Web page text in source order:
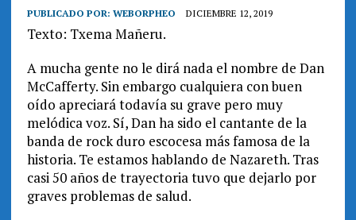
PUBLICADO POR: WEBORPHEO DICIEMBRE 12, 2019
Texto: Txema Mañeru.
A mucha gente no le dirá nada el nombre de Dan
McCafferty. Sin embargo cualquiera con buen
oído apreciará todavía su grave pero muy
melódica voz. Sí, Dan ha sido el cantante de la
banda de rock duro escocesa más famosa de la
historia. Te estamos hablando de Nazareth. Tras
casi 50 años de trayectoria tuvo que dejarlo por
graves problemas de salud.